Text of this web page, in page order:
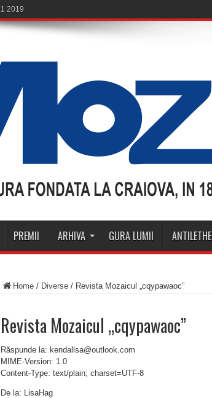
PREMII ARHIVA GURA LUMII ANTILETHE
Home / Diverse / Revista Mozaicul „cqypawaoc”
Revista Mozaicul „cqypawaoc”
Răspunde la: kendallsa@outlook.com
MIME-Version: 1.0
Content-Type: text/plain; charset=UTF-8
De la: LisaHag